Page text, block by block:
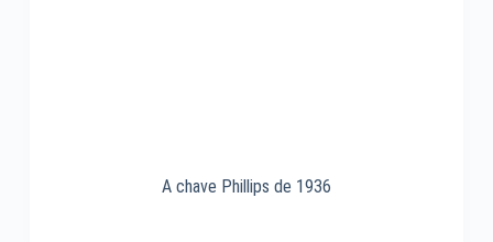
A chave Phillips de 1936